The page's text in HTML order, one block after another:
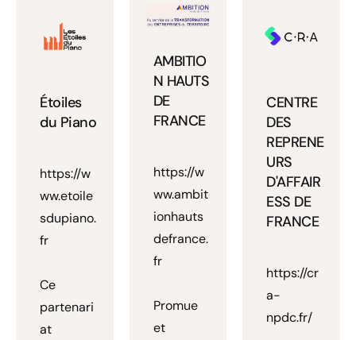
Étoiles
du Piano
https://w
ww.etoile
sdupiano.
fr
Ce
partenari
at
AMBITIO
N HAUTS
DE
FRANCE
https://w
ww.ambit
ionhauts
defrance.
fr
Promue
et
CENTRE
DES
REPRENE
URS
D'AFFAIR
ESS DE
FRANCE
https://cr
a-
npdc.fr/